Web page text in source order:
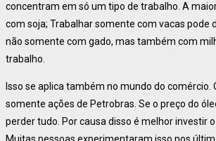
concentram em só um tipo de trabalho. A
com soja; Trabalhar somente com vacas pode
não somente com gado, mas também com
trabalho.
Isso se aplica também no mundo do
somente ações de Petrobras. Se o preço do
perder tudo. Por causa disso é melhor investir